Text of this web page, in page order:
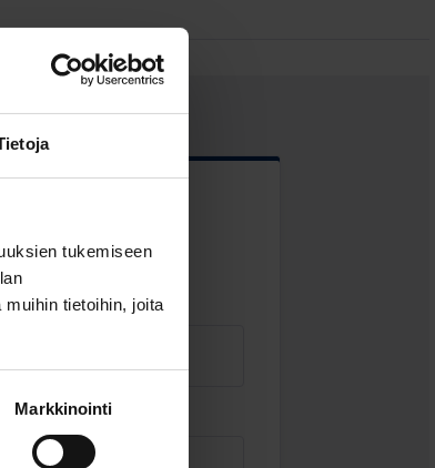
tukemiseen
tietoihin, joita
Markkinointi
Sähköposti*